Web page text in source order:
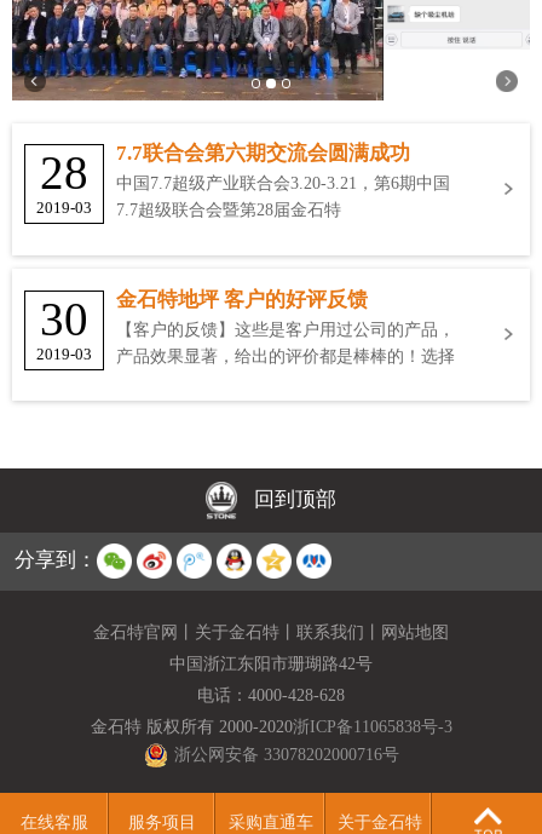
28
2019-03
7.7联合会第六期交流会圆满成功
中国7.7超级产业联合会3.20-3.21，第6期中国
7.7超级联合会暨第28届金石特
30
2019-03
金石特地坪 客户的好评反馈
【客户的反馈】这些是客户用过公司的产品，
产品效果显著，给出的评价都是棒棒的！选择
回到顶部
分享到：
金石特官网 关于金石特 联系我们
网站地图
中国浙江东阳市珊瑚路42号
电话： 4000-428-628
金石特 版权所有 2000-2020浙ICP备11065838号-3
浙公网安备 33078202000716号
在线客服 服务项目 采购直通车 关于金石特